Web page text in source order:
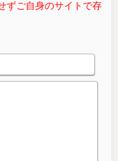
ずご自身のサイトで存